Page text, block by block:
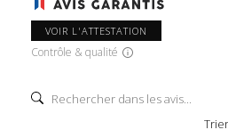
VOIR L'ATTESTATION
Contrôle & qualité